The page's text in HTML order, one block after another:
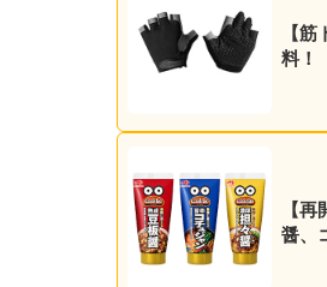
【
料！
【
醤、